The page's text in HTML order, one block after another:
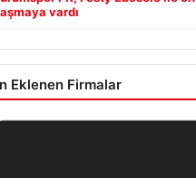
vardı
Eklenen Firmalar